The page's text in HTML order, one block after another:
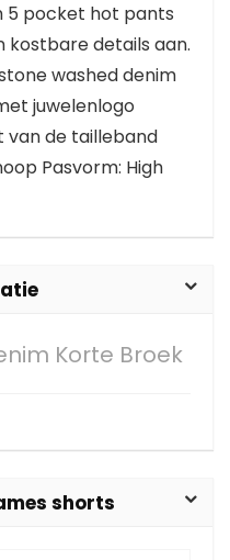
5 pocket hot pants
details aan.
washed denim
juwelenlogo
van de tailleband
Pasvorm: High
Korte Broek
shorts